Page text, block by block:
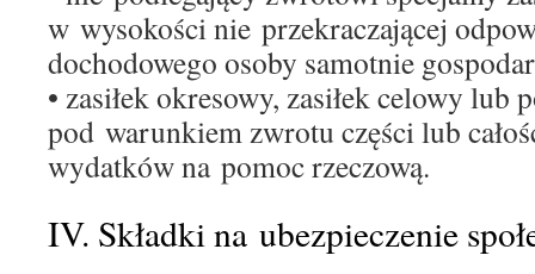
w wysokości nie przekraczającej
dochodowego osoby samotnie
• zasiłek okresowy, zasiłek celowy lub
pod warunkiem zwrotu części lub
wydatków na pomoc rzeczową.
IV. Składki na ubezpieczenie